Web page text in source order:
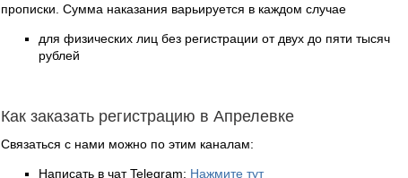
прописки. Сумма наказания варьируется в каждом случае
для физических лиц без регистрации от двух до пяти тысяч
рублей
Как заказать регистрацию в Апрелевке
Связаться с нами можно по этим каналам:
Написать в чат Telegram: Нажмите тут